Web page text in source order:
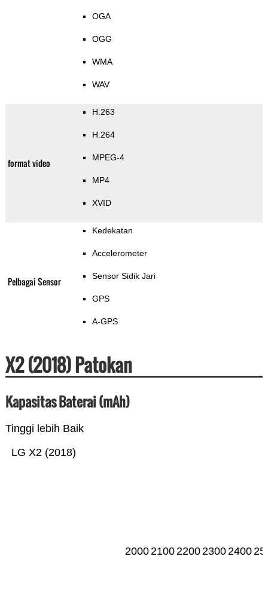
OGA
OGG
WMA
WAV
format video
H.263
H.264
MPEG-4
MP4
XVID
Pelbagai Sensor
Kedekatan
Accelerometer
Sensor Sidik Jari
GPS
A-GPS
X2 (2018) Patokan
Kapasitas Baterai (mAh)
Tinggi lebih Baik
LG X2 (2018)
20002100220023002400